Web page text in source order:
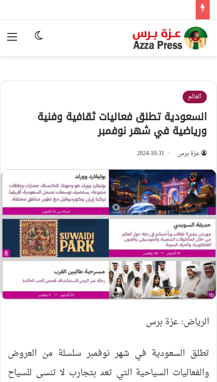
الوضع
العالم
السعودية تطلق فعاليات ثقافية وفنية
ورياضية في شهر نوفمبر
عزة برس 2024-10-31
الرياض: عزة برس
تطلق السعودية في شهر نوفمبر سلسلة من العروض
والفعاليات السياحية التي تعد بتجارب لا تنسى للسياح